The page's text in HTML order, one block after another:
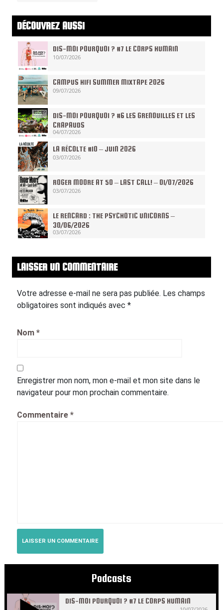
DÉCOUVREZ AUSSI
DIS-MOI POURQUOI ? #7 LE CORPS HUMAIN
10/07/2026
CAMPUS HIFI SUMMER MIXTAPE 2026
09/07/2026
DIS-MOI POURQUOI ? #6 LES GRENOUILLES ET LES
CRAPAUDS
04/07/2026
LA RÉCOLTE #10 – JUIN 2026
03/07/2026
ROGER MOORE AT 50 – LAST CALL! – 01/07/2026
03/07/2026
LE RENCARD : THE PSYCHOTIC UNICORNS –
30/06/2026
03/07/2026
LAISSER UN COMMENTAIRE
Votre adresse e-mail ne sera pas publiée. Les champs
obligatoires sont indiqués avec *
Nom *
Enregistrer mon nom, mon e-mail et mon site dans le
navigateur pour mon prochain commentaire.
Commentaire *
Podcasts
DIS-MOI POURQUOI ? #7 LE CORPS HUMAIN